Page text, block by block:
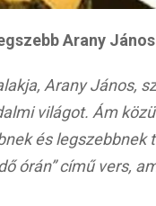
Arany
Arany János,
világot. Ám
és legszebbnek
órán” című vers,